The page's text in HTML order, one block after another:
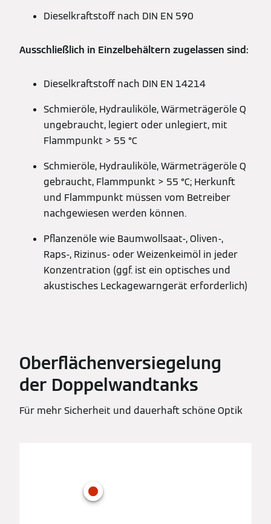
Dieselkraftstoff nach DIN EN 590
Ausschließlich in Einzelbehältern zugelassen sind:
Dieselkraftstoff nach DIN EN 14214
Schmieröle, Hydrauliköle, Wärmeträgeröle Q
ungebraucht, legiert oder unlegiert, mit
Flammpunkt > 55 °C
Schmieröle, Hydrauliköle, Wärmeträgeröle Q
gebraucht, Flammpunkt > 55 °C; Herkunft
und Flammpunkt müssen vom Betreiber
nachgewiesen werden können.
Pflanzenöle wie Baumwollsaat-, Oliven-,
Raps-, Rizinus- oder Weizenkeimöl in jeder
Konzentration (ggf. ist ein optisches und
akustisches Leckagewarngerät erforderlich)
Oberflächenversiegelung
der Doppelwandtanks
Für mehr Sicherheit und dauerhaft schöne Optik